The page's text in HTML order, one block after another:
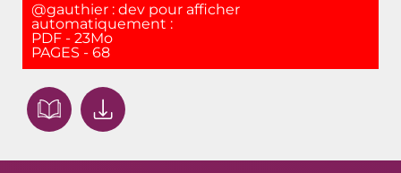
@gauthier : dev pour afficher
automatiquement :
PDF - 23Mo
PAGES - 68